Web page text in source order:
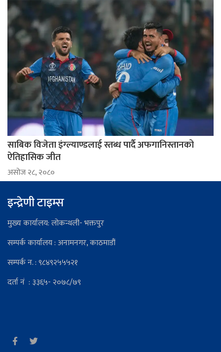
साबिक विजेता इंग्ल्याण्डलाई स्तब्ध पार्दै अफगानिस्तानको
ऐतिहासिक जीत
असोज २८, २०८०
इन्द्रेणी टाइम्स
मुख्य कार्यालय: लोकन्थली- भक्तपुर
सम्पर्क कार्यालय : अनामनगर, काठमाडौं
सम्पर्क न. : ९८४९२५५५२१
दर्ता नं : ३३६५- २०७८/७९